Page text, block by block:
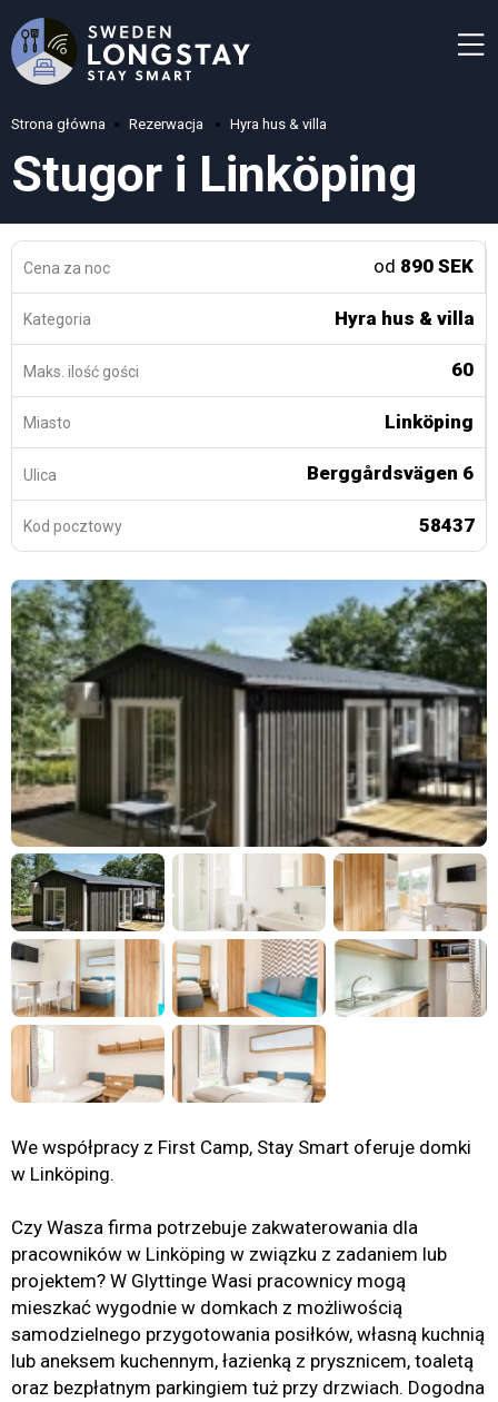
Strona główna Rezerwacja Hyra hus & villa
Stugor i Linköping
Cena za noc od 890 SEK
Kategoria Hyra hus & villa
Maks. ilość gości 60
Miasto Linköping
Ulica Berggårdsvägen 6
Kod pocztowy 58437
We współpracy z First Camp, Stay Smart oferuje domki
w Linköping.
Czy Wasza firma potrzebuje zakwaterowania dla
pracowników w Linköping w związku z zadaniem lub
projektem? W Glyttinge Wasi pracownicy mogą
mieszkać wygodnie w domkach z możliwością
samodzielnego przygotowania posiłków, własną kuchnią
lub aneksem kuchennym, łazienką z prysznicem, toaletą
oraz bezpłatnym parkingiem tuż przy drzwiach. Dogodna